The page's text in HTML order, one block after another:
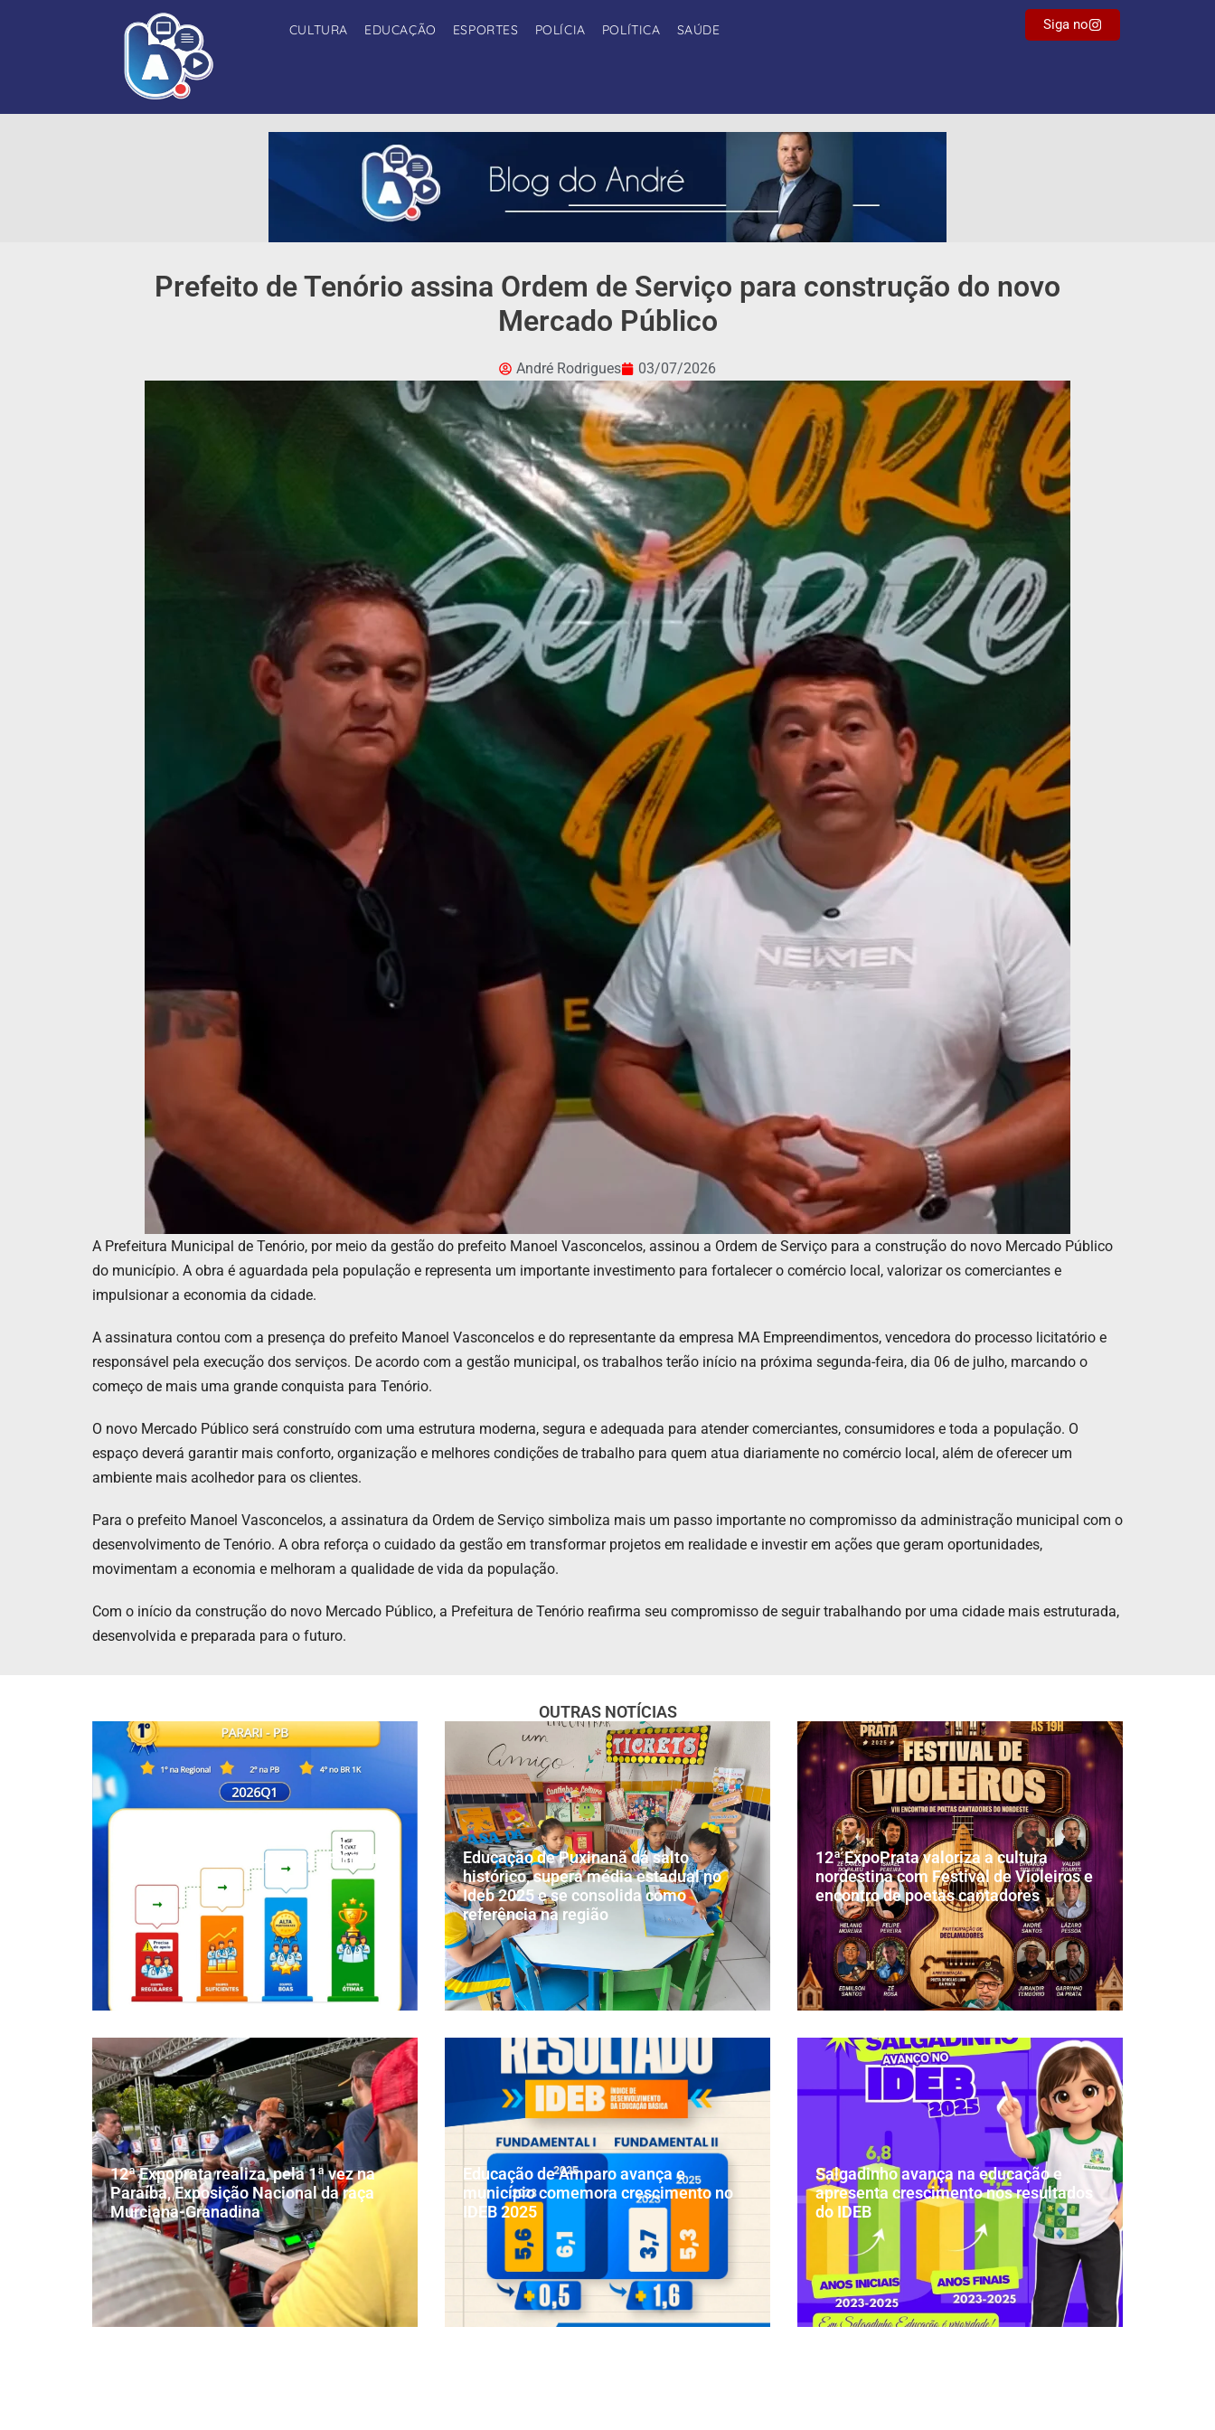
CULTURA EDUCAÇÃO ESPORTES POLÍCIA POLÍTICA SAÚDE Siga no
Prefeito de Tenório assina Ordem de Serviço para construção do novo
Mercado Público
André Rodrigues 03/07/2026
A Prefeitura Municipal de Tenório, por meio da gestão do prefeito Manoel Vasconcelos, assinou a Ordem de Serviço para a construção do novo Mercado Público
do município. A obra é aguardada pela população e representa um importante investimento para fortalecer o comércio local, valorizar os comerciantes e
impulsionar a economia da cidade.
A assinatura contou com a presença do prefeito Manoel Vasconcelos e do representante da empresa MA Empreendimentos, vencedora do processo licitatório e
responsável pela execução dos serviços. De acordo com a gestão municipal, os trabalhos terão início na próxima segunda-feira, dia 06 de julho, marcando o
começo de mais uma grande conquista para Tenório.
O novo Mercado Público será construído com uma estrutura moderna, segura e adequada para atender comerciantes, consumidores e toda a população. O
espaço deverá garantir mais conforto, organização e melhores condições de trabalho para quem atua diariamente no comércio local, além de oferecer um
ambiente mais acolhedor para os clientes.
Para o prefeito Manoel Vasconcelos, a assinatura da Ordem de Serviço simboliza mais um passo importante no compromisso da administração municipal com o
desenvolvimento de Tenório. A obra reforça o cuidado da gestão em transformar projetos em realidade e investir em ações que geram oportunidades,
movimentam a economia e melhoram a qualidade de vida da população.
Com o início da construção do novo Mercado Público, a Prefeitura de Tenório reafirma seu compromisso de seguir trabalhando por uma cidade mais estruturada,
desenvolvida e preparada para o futuro.
OUTRAS NOTÍCIAS
Parari é destaque na Atenção Primária
Educação de Puxinanã dá salto
histórico, supera média estadual no
Ideb 2025 e se consolida como
referência na região
12ª ExpoPrata valoriza a cultura
nordestina com Festival de Violeiros e
encontro de poetas cantadores
12ª Expoprata realiza, pela 1ª vez na
Paraíba, Exposição Nacional da raça
Murciana-Granadina
Educação de Amparo avança e
município comemora crescimento no
IDEB 2025
Salgadinho avança na educação e
apresenta crescimento nos resultados
do IDEB